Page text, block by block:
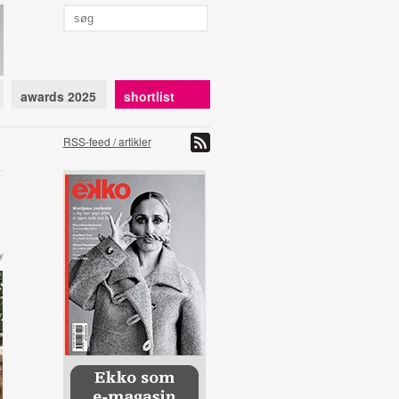
awards 2025 shortlist
RSS-feed / artikler